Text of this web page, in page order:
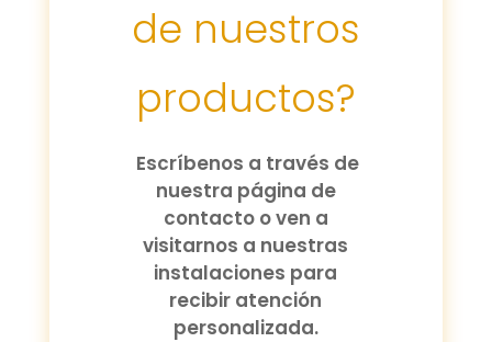
de nuestros
productos?
Escríbenos a través de
nuestra página de
contacto o ven a
visitarnos a nuestras
instalaciones para
recibir atención
personalizada.